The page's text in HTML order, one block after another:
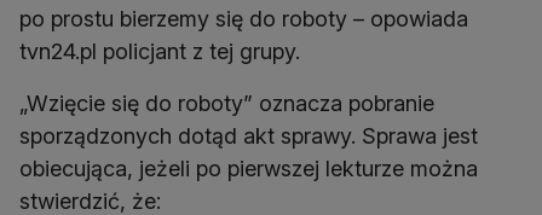
po prostu bierzemy się do roboty – opowiada
tvn24.pl policjant z tej grupy.
„Wzięcie się do roboty” oznacza pobranie
sporządzonych dotąd akt sprawy. Sprawa jest
obiecująca, jeżeli po pierwszej lekturze można
stwierdzić, że: